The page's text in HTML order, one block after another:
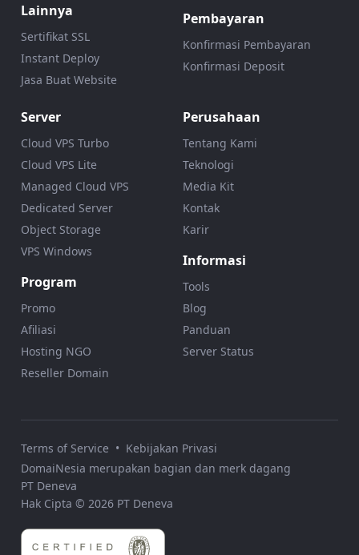
Lainnya
Sertifikat SSL
Instant Deploy
Jasa Buat Website
Pembayaran
Konfirmasi Pembayaran
Konfirmasi Deposit
Server
Cloud VPS Turbo
Cloud VPS Lite
Managed Cloud VPS
Dedicated Server
Object Storage
VPS Windows
Program
Promo
Afiliasi
Hosting NGO
Reseller Domain
Perusahaan
Tentang Kami
Teknologi
Media Kit
Kontak
Karir
Informasi
Tools
Blog
Panduan
Server Status
Terms of Service • Kebijakan Privasi
DomaiNesia merupakan bagian dan merk dagang
PT Deneva
Hak Cipta © 2026 PT Deneva